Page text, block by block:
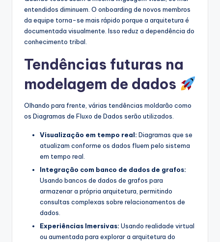
entendidos diminuem. O onboarding de novos membros
da equipe torna-se mais rápido porque a arquitetura é
documentada visualmente. Isso reduz a dependência do
conhecimento tribal.
Tendências futuras na
modelagem de dados
Olhando para frente, várias tendências moldarão como
os Diagramas de Fluxo de Dados serão utilizados.
Visualização em tempo real: Diagramas que se
atualizam conforme os dados fluem pelo sistema
em tempo real.
Integração com banco de dados de grafos:
Usando bancos de dados de grafos para
armazenar a própria arquitetura, permitindo
consultas complexas sobre relacionamentos de
dados.
Experiências Imersivas: Usando realidade virtual
ou aumentada para explorar a arquitetura do